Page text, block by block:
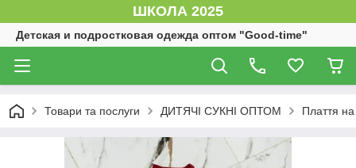
ШКОЛА 2025
Детская и подростковая одежда оптом "Good-time"
Товари та послуги ДИТЯЧІ СУКНІ ОПТОМ Плаття